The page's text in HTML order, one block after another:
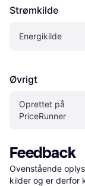
Strømkilde
Energikilde
Øvrigt
Oprettet på
PriceRunner
Feedback
Ovenstående
kilder og er derfor